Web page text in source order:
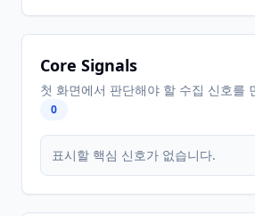
Core Signals
첫 화면에서 판단해야 할 수집 신호를
0
표시할 핵심 신호가 없습니다.